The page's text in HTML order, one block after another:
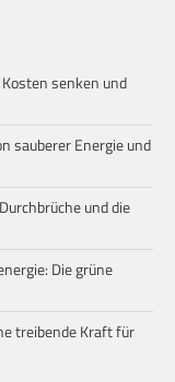
senken und
sauberer Energie und
und die
Die grüne
treibende Kraft für